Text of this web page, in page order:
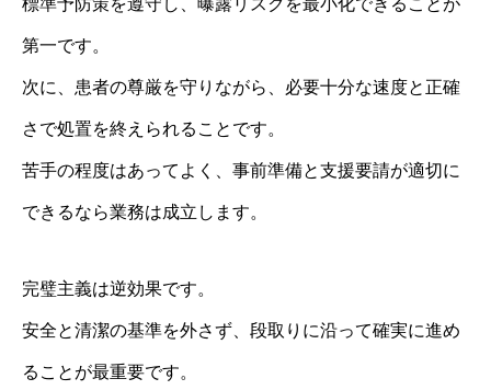
第一です。
次に、患者の尊厳を守りながら、必要十分な速度と正確
さで処置を終えられることです。
苦手の程度はあってよく、事前準備と支援要請が適切に
できるなら業務は成立します。
完璧主義は逆効果です。
安全と清潔の基準を外さず、段取りに沿って確実に進め
ることが最重要です。